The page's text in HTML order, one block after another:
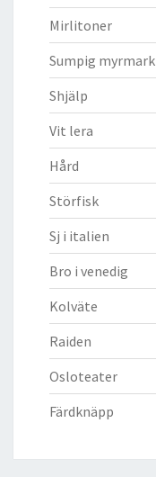
Mirlitoner
Sumpig myrmark
Shjälp
Vit lera
Hård
Störfisk
Sj i italien
Bro i venedig
Kolväte
Raiden
Osloteater
Färdknäpp